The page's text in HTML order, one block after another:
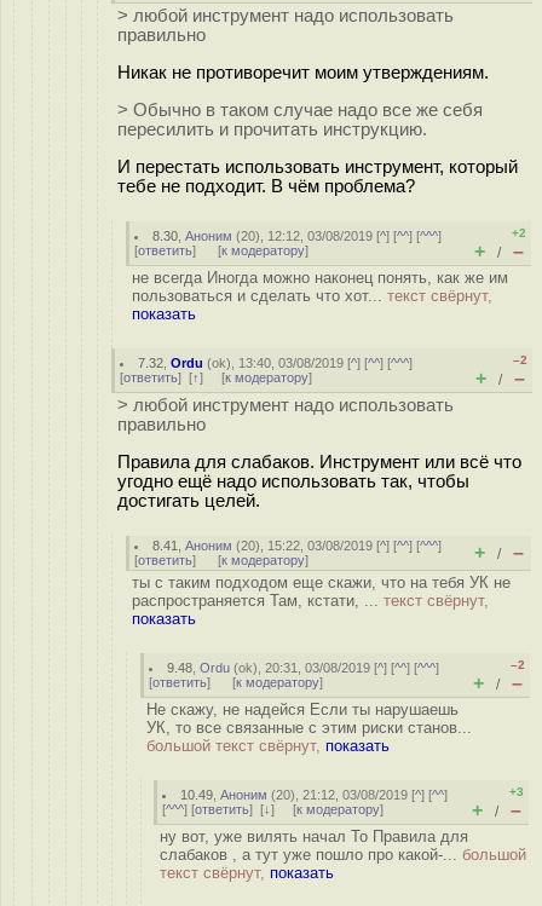
> любой инструмент надо использовать
правильно
Никак не противоречит моим утверждениям.
> Обычно в таком случае надо все же себя
пересилить и прочитать инструкцию.
И перестать использовать инструмент, который
тебе не подходит. В чём проблема?
8.30 ,Аноним (20), 12:12, 03/08/2019 [^] [^^] [^^^]
[ответить] [к модератору]
+2
+ / –
не всегда Иногда можно наконец понять, как же им
пользоваться и сделать что хот... текст свёрнут,
показать
7.32 ,Ordu (ok), 13:40, 03/08/2019 [^] [^^] [^^^]
[ответить] [↑] [к модератору]
–2
+ / –
> любой инструмент надо использовать
правильно
Правила для слабаков. Инструмент или всё что
угодно ещё надо использовать так, чтобы
достигать целей.
8.41 ,Аноним (20), 15:22, 03/08/2019 [^] [^^] [^^^]
[ответить] [к модератору] + / –
ты с таким подходом еще скажи, что на тебя УК не
распространяется Там, кстати, ... текст свёрнут,
показать
9.48 ,Ordu (ok), 20:31, 03/08/2019 [^] [^^] [^^^]
[ответить] [к модератору]
–2
+ / –
Не скажу, не надейся Если ты нарушаешь
УК, то все связанные с этим риски станов...
большой текст свёрнут, показать
10.49 ,Аноним (20), 21:12, 03/08/2019 [^] [^^]
[^^^] [ответить] [↓] [к модератору]
+3
+ / –
ну вот, уже вилять начал То Правила для
слабаков , а тут уже пошло про какой-... большой
текст свёрнут, показать